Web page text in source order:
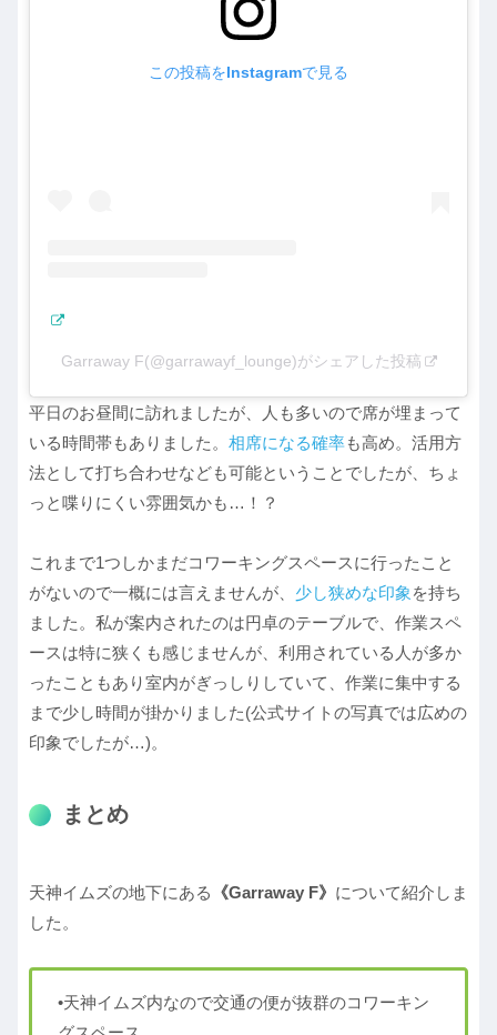
この投稿をInstagramで見る
Garraway F(@garrawayf_lounge)がシェアした投稿
平日のお昼間に訪れましたが、人も多いので席が埋まって
いる時間帯もありました。 相席になる確率も高め。活用方
法として打ち合わせなども可能ということでしたが、ちょ
っと喋りにくい雰囲気かも…！？
これまで1つしかまだコワーキングスペースに行ったこと
がないので一概には言えませんが、 少し狭めな印象 を持ち
ました。私が案内されたのは円卓のテーブルで、作業スペ
ースは特に狭くも感じませんが、利用されている人が多か
ったこともあり室内がぎっしりしていて、作業に集中する
まで少し時間が掛かりました(公式サイトの写真では広めの
印象でしたが…)。
まとめ
天神イムズの地下にある 《Garraway F》 について紹介しま
した。
•天神イムズ内なので交通の便が抜群のコワーキン